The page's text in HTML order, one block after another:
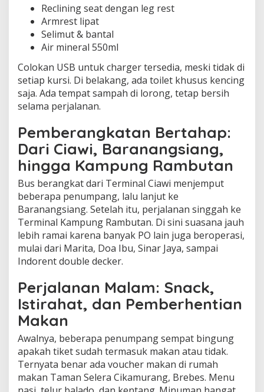
Reclining seat dengan leg rest
Armrest lipat
Selimut & bantal
Air mineral 550ml
Colokan USB untuk charger tersedia, meski tidak di
setiap kursi. Di belakang, ada toilet khusus kencing
saja. Ada tempat sampah di lorong, tetap bersih
selama perjalanan.
Pemberangkatan Bertahap:
Dari Ciawi, Baranangsiang,
hingga Kampung Rambutan
Bus berangkat dari Terminal Ciawi menjemput
beberapa penumpang, lalu lanjut ke
Baranangsiang. Setelah itu, perjalanan singgah ke
Terminal Kampung Rambutan. Di sini suasana jauh
lebih ramai karena banyak PO lain juga beroperasi,
mulai dari Marita, Doa Ibu, Sinar Jaya, sampai
Indorent double decker.
Perjalanan Malam: Snack,
Istirahat, dan Pemberhentian
Makan
Awalnya, beberapa penumpang sempat bingung
apakah tiket sudah termasuk makan atau tidak.
Ternyata benar ada voucher makan di rumah
makan Taman Selera Cikamurang, Brebes. Menu